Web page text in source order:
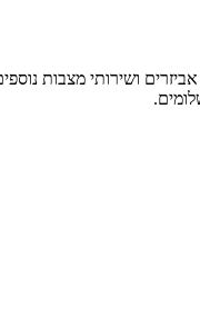
ושירותי מצבות